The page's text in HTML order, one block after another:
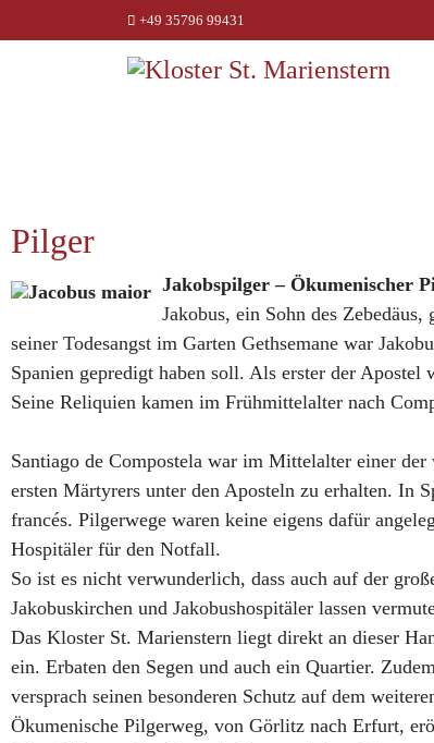
+49 35796 99431
Pilger
Jakobspilger – Ökumenischer
Jakobus, ein Sohn des
seiner Todesangst im Garten Gethsemane war
Spanien gepredigt haben soll. Als erster der Apostel
Seine Reliquien kamen im Frühmittelalter nach
Santiago de Compostela war im Mittelalter einer
ersten Märtyrers unter den Aposteln zu erhalten. In
francés. Pilgerwege waren keine eigens dafür
Hospitäler für den Notfall.
So ist es nicht verwunderlich, dass auch auf der
Jakobuskirchen und Jakobushospitäler lassen
Das Kloster St. Marienstern liegt direkt an dieser
ein. Erbaten den Segen und auch ein Quartier.
versprach seinen besonderen Schutz auf dem
Ökumenische Pilgerweg, von Görlitz nach Erfurt,